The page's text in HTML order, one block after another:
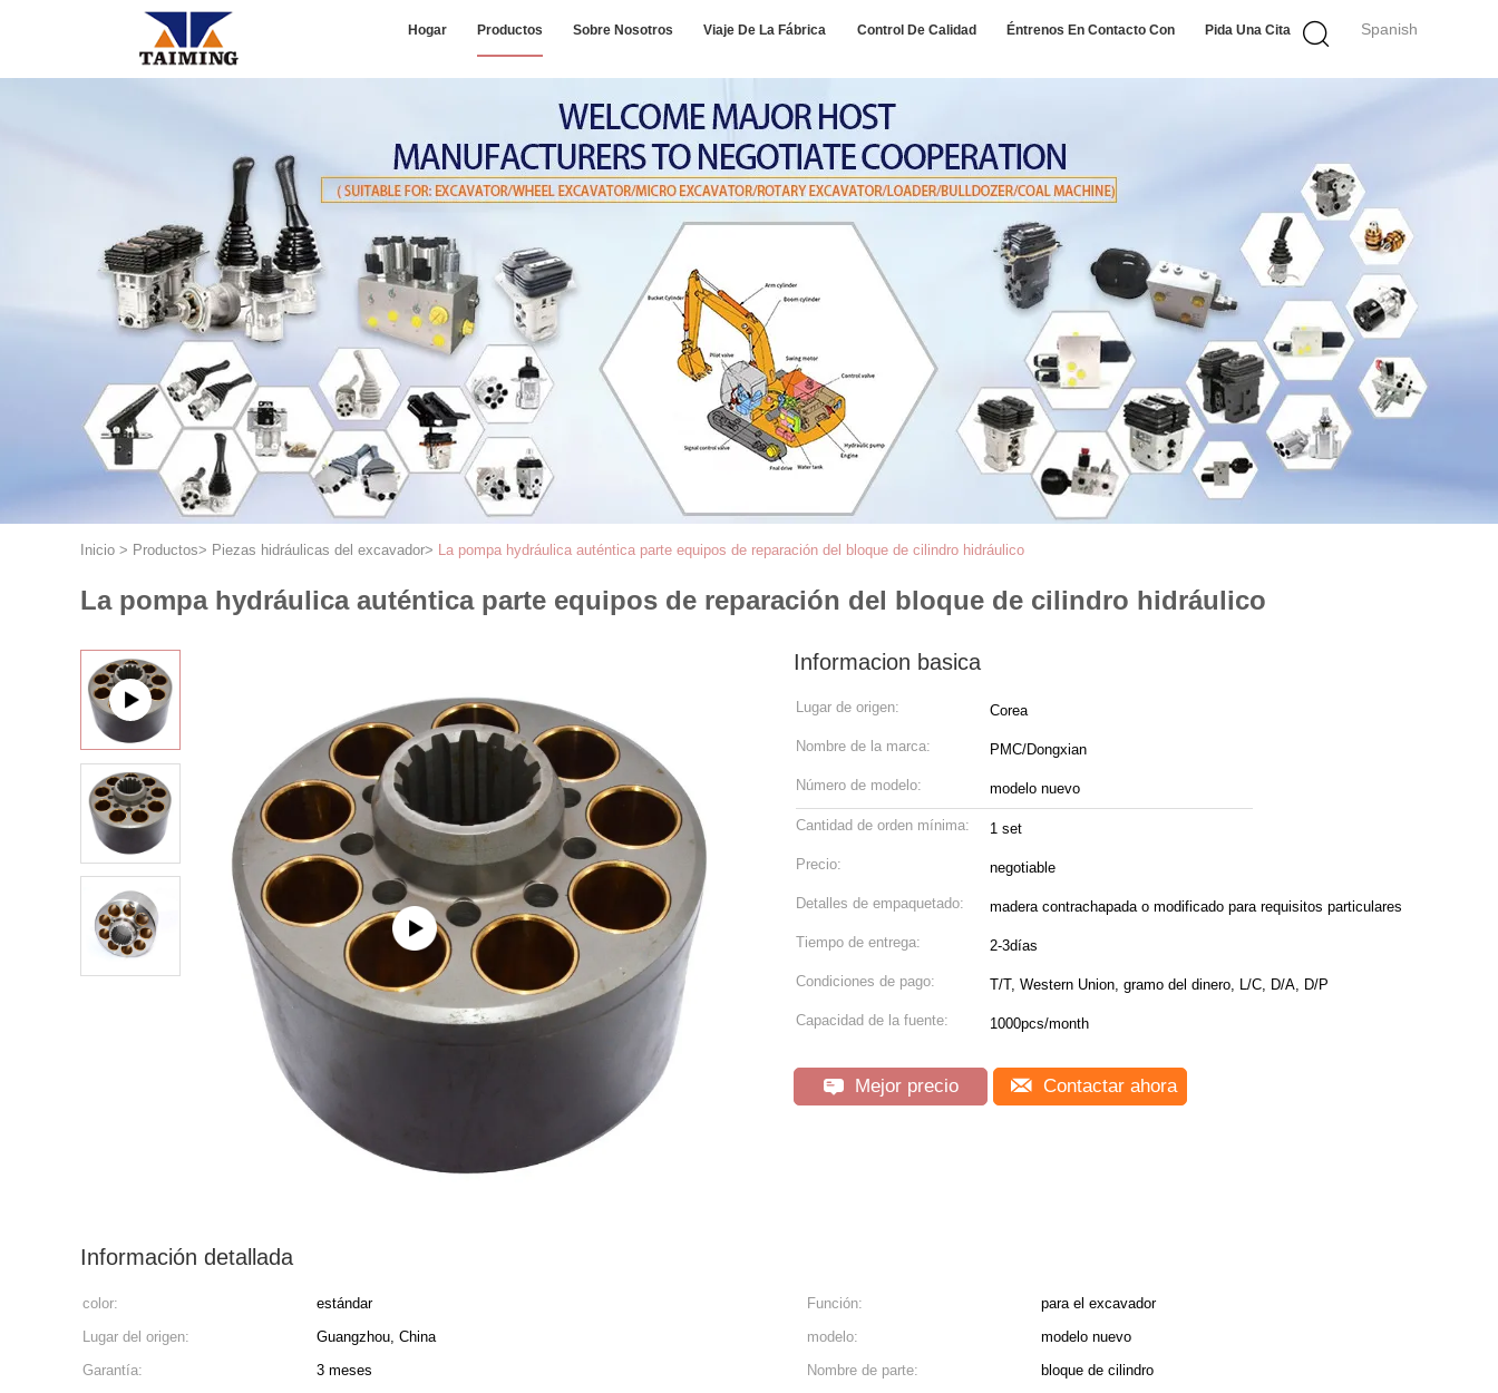
Spanish
Hogar Productos Sobre Nosotros Viaje De La Fábrica Control De Calidad Éntrenos En Contacto Con Pida Una Cita
Inicio > Productos> Piezas hidráulicas del excavador> La pompa hydráulica auténtica parte equipos de reparación del bloque de cilindro hidráulico
La pompa hydráulica auténtica parte equipos de reparación del bloque de cilindro hidráulico
Informacion basica
Lugar de origen: Corea
Nombre de la marca: PMC/Dongxian
Número de modelo: modelo nuevo
Cantidad de orden mínima: 1 set
Precio: negotiable
Detalles de empaquetado: madera contrachapada o modificado para requisitos particulares
Tiempo de entrega: 2-3días
Condiciones de pago: T/T, Western Union, gramo del dinero, L/C, D/A, D/P
Capacidad de la fuente: 1000pcs/month
Mejor precio Contactar ahora
Información detallada
color: estándar Función:
para el excavador
Lugar del origen:
Guangzhou, China modelo:
modelo nuevo
Garantía:
3 meses Nombre de parte:
bloque de cilindro